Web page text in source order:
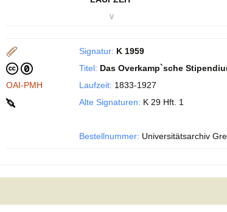
∨
OAI-PMH
Signatur: K 1959
Titel: Das Overkamp`sche
Laufzeit: 1833-1927
Alte Signaturen: K 29 Hft. 1
Bestellnummer: Universitätsarchiv